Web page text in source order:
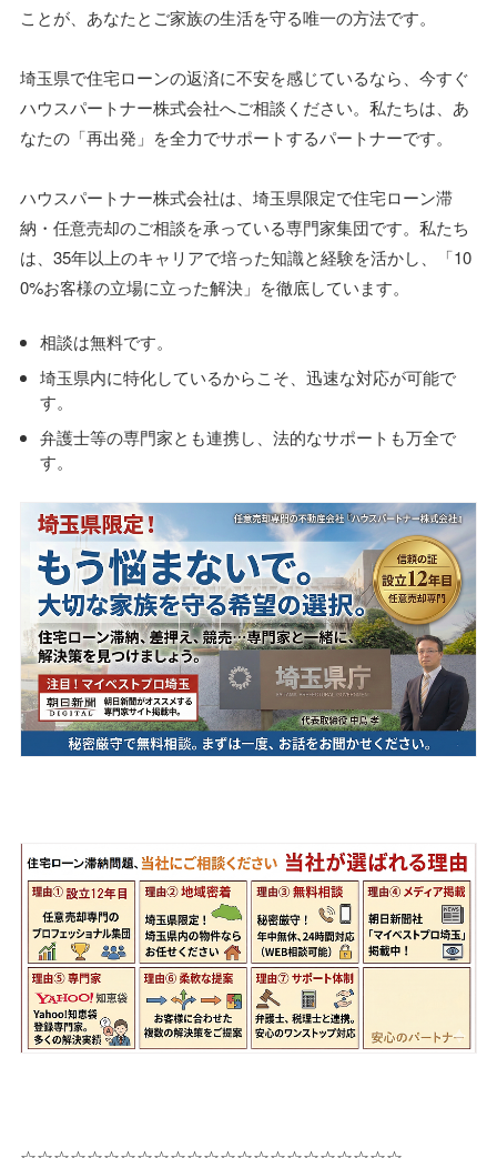
ことが、あなたとご家族の生活を守る唯一の方法です。
埼玉県で住宅ローンの返済に不安を感じているなら、今すぐ
ハウスパートナー株式会社へご相談ください。私たちは、あ
なたの「再出発」を全力でサポートするパートナーです。
ハウスパートナー株式会社は、埼玉県限定で住宅ローン滞
納・任意売却のご相談を承っている専門家集団です。私たち
は、35年以上のキャリアで培った知識と経験を活かし、「10
0%お客様の立場に立った解決」を徹底しています。
相談は無料です。
埼玉県内に特化しているからこそ、迅速な対応が可能で
す。
弁護士等の専門家とも連携し、法的なサポートも万全で
す。